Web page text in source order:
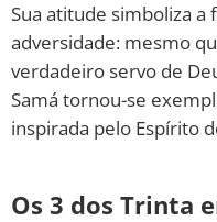
Sua atitude simboliza
adversidade: mesmo
verdadeiro servo de
Samá tornou-se
inspirada pelo Espírito
Os 3 dos Trinta